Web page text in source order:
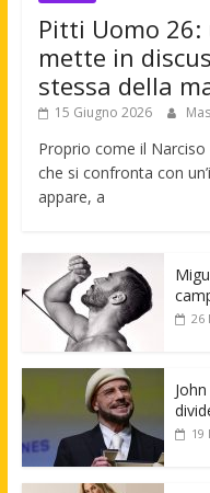
Pitti Uomo 26:
mette in
stessa della
15 Giugno 2026
Proprio come il
che si confronta con
appare, a
26
19